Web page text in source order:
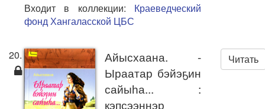
Входит в коллекции: Краеведческий
фонд Хангаласской ЦБС
20. Читать
Айысхаана. -
Ыраатар бэйэҕин
сайыһа... :
кэпсээннэр